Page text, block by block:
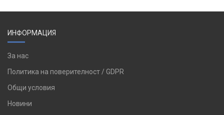
ИНФОРМАЦИЯ
За нас
Политика на поверителност / GDPR
Общи условия
Новини